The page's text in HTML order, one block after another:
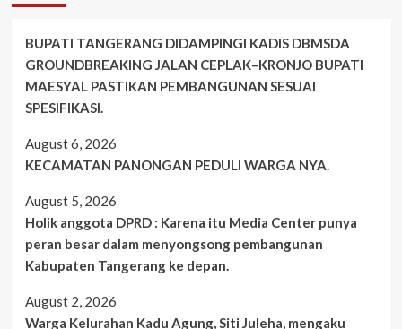
BUPATI TANGERANG DIDAMPINGI KADIS DBMSDA
GROUNDBREAKING JALAN CEPLAK–KRONJO BUPATI
MAESYAL PASTIKAN PEMBANGUNAN SESUAI
SPESIFIKASI.
August 6, 2026
KECAMATAN PANONGAN PEDULI WARGA NYA.
August 5, 2026
Holik anggota DPRD : Karena itu Media Center punya
peran besar dalam menyongsong pembangunan
Kabupaten Tangerang ke depan.
August 2, 2026
Warga Kelurahan Kadu Agung, Siti Juleha, mengaku